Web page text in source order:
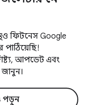
ও ফিটনেস Google
আপডেট এবং
জানুন।